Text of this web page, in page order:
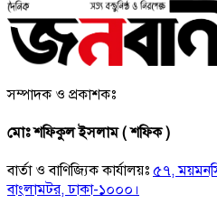
সম্পাদক ও প্রকাশকঃ
মোঃ শফিকুল ইসলাম ( শফিক )
বার্তা ও বাণিজ্যিক কার্যালয়ঃ ৫৭,
বাংলামটর, ঢাকা-১০০০।